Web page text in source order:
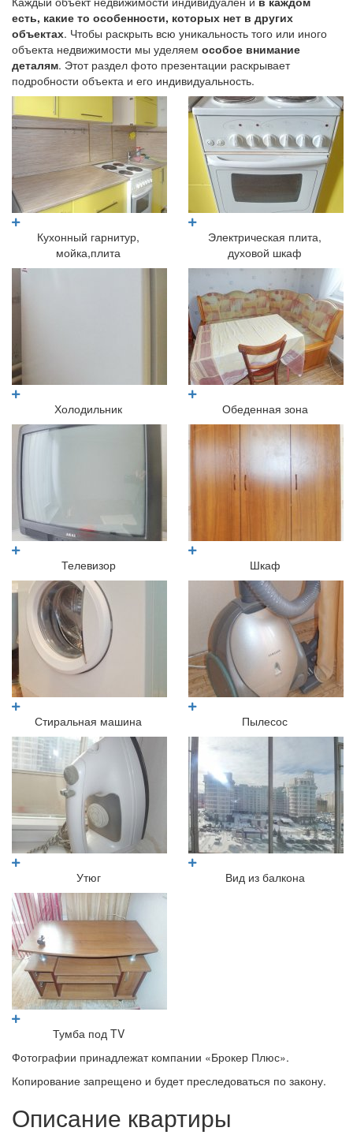
есть, какие то особенности, которых нет в других
объектах. Чтобы раскрыть всю уникальность того или иного
объекта недвижимости мы уделяем особое внимание
деталям. Этот раздел фото презентации раскрывает
подробности объекта и его индивидуальность.
Кухонный гарнитур,
мойка,плита
Электрическая плита,
духовой шкаф
Холодильник Обеденная зона
Телевизор Шкаф
Стиральная машина Пылесос
Утюг Вид из балкона
Тумба под TV
Фотографии принадлежат компании «Брокер Плюс».
Копирование запрещено и будет преследоваться по закону.
Описание квартиры